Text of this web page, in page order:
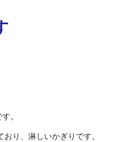
。
り、淋しいかぎりです。